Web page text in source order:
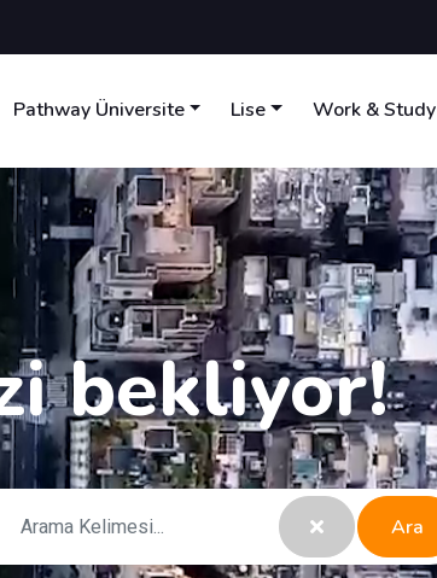
Pathway Üniversite Lise Work & Study
bekliyor!
Ara